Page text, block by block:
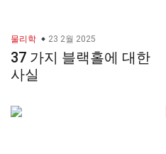
물리학 23 2월 2025
37 가지 블랙홀에 대한
사실